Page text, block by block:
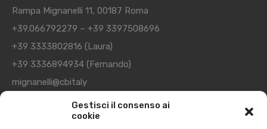
Gestisci il consenso ai
cookie
Rampa Mignanelli 11, 00187 Roma
+39.066792279 – +39 3397508696
+39 3333802816 (Laura)
+39 3336894934 (Fernando)
mignanelli@cbitaly